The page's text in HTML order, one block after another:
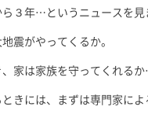
３年…というニュースを見
震がやってくるか。
、家は家族を守ってくれる
きには、まずは専門家によ